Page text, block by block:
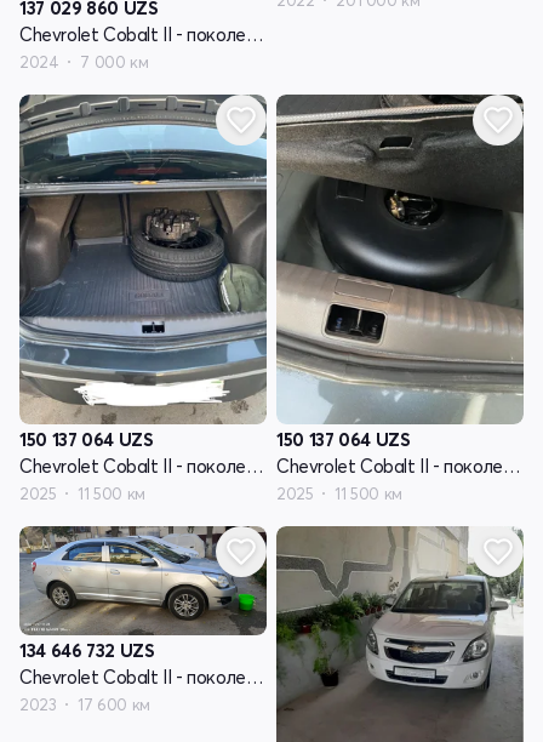
137 029 860 UZS
Chevrolet Cobalt II - поколение рестайлинг
2024 7 000 км
150 137 064 UZS
Chevrolet Cobalt II - поколение рестайлинг
2025 11 500 км
150 137 064 UZS
Chevrolet Cobalt II - поколение рестайлинг
2025 11 500 км
134 646 732 UZS
Chevrolet Cobalt II - поколение рестайлинг
2023 17 600 км